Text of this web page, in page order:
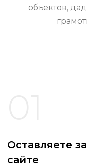
объектов,
Оставляете
сайте